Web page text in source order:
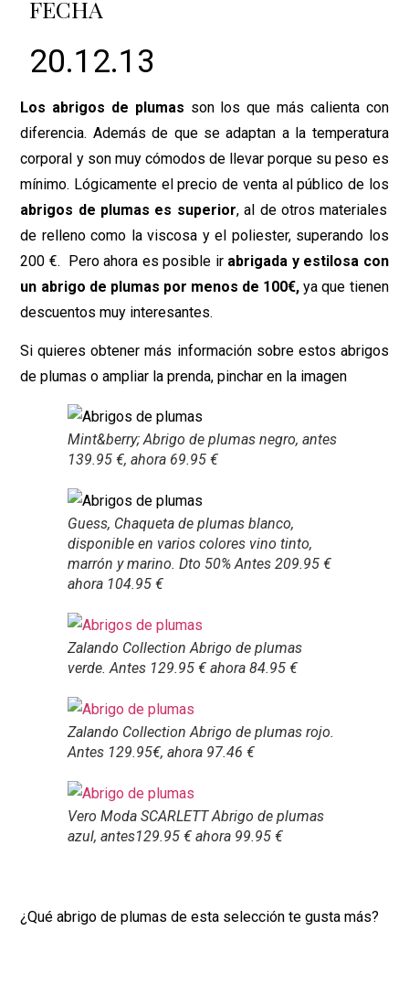
FECHA
20.12.13
Los abrigos de plumas son los que más calienta con
diferencia. Además de que se adaptan a la temperatura
corporal y son muy cómodos de llevar porque su peso es
mínimo. Lógicamente el precio de venta al público de los
abrigos de plumas es superior, al de otros materiales
de relleno como la viscosa y el poliester, superando los
200 €. Pero ahora es posible ir abrigada y estilosa con
un abrigo de plumas por menos de 100€, ya que tienen
descuentos muy interesantes.
Si quieres obtener más información sobre estos abrigos
de plumas o ampliar la prenda, pinchar en la imagen
Mint&berry; Abrigo de plumas negro, antes
139.95 €, ahora 69.95 €
Guess, Chaqueta de plumas blanco,
disponible en varios colores vino tinto,
marrón y marino. Dto 50% Antes 209.95 €
ahora 104.95 €
Zalando Collection Abrigo de plumas
verde. Antes 129.95 € ahora 84.95 €
Zalando Collection Abrigo de plumas rojo.
Antes 129.95€, ahora 97.46 €
Vero Moda SCARLETT Abrigo de plumas
azul, antes129.95 € ahora 99.95 €
¿Qué abrigo de plumas de esta selección te gusta más?